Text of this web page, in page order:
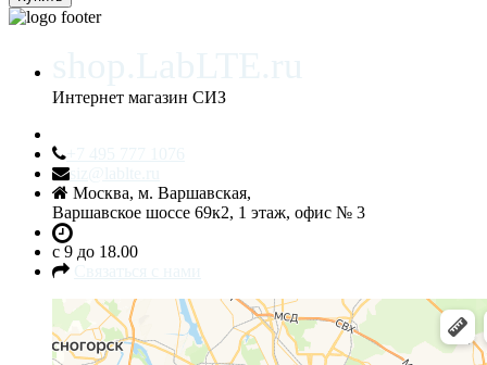
Интернет магазин СИЗ
Москва, м. Варшавская,
Варшавское шоссе 69к2, 1 этаж, офис № 3
c 9 до 18.00